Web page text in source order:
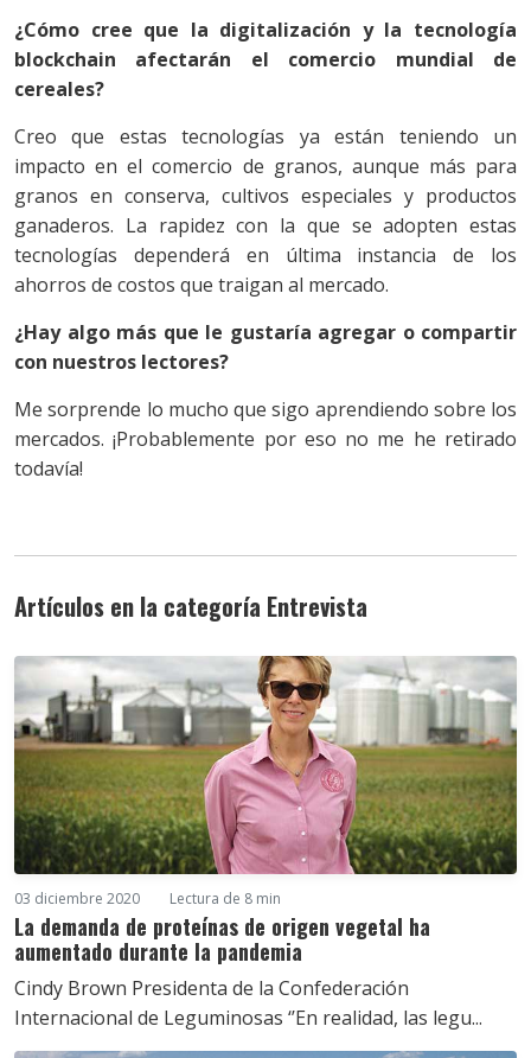
¿Cómo cree que la digitalización y la tecnología
blockchain afectarán el comercio mundial de
cereales?
Creo que estas tecnologías ya están teniendo un
impacto en el comercio de granos, aunque más para
granos en conserva, cultivos especiales y productos
ganaderos. La rapidez con la que se adopten estas
tecnologías dependerá en última instancia de los
ahorros de costos que traigan al mercado.
¿Hay algo más que le gustaría agregar o compartir
con nuestros lectores?
Me sorprende lo mucho que sigo aprendiendo sobre los
mercados. ¡Probablemente por eso no me he retirado
todavía!
Artículos en la categoría Entrevista
03 diciembre 2020 Lectura de 8 min
La demanda de proteínas de origen vegetal ha
aumentado durante la pandemia
Cindy Brown Presidenta de la Confederación
Internacional de Leguminosas ‘’En realidad, las legu...